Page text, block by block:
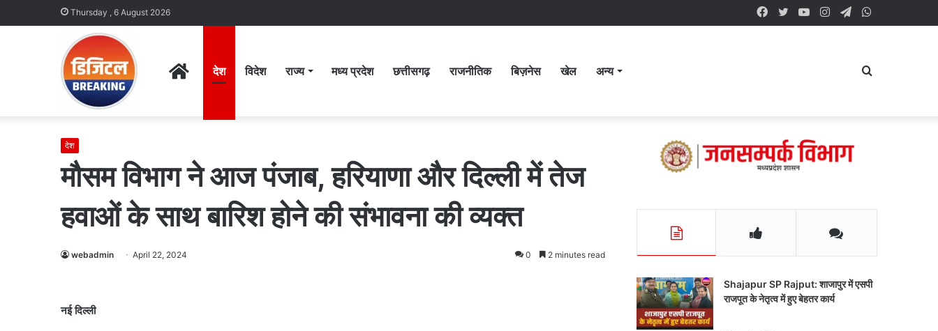
Thursday , 6 August 2026 Telegram
Instagram
YouTube
Twitter
Facebook
Homeदेश विदेश राज्य मध्य प्रदेश छत्तीसगढ़ राजनीतिक बिज़नेस खेल अन्य Search
देश
मौसम विभाग ने आज पंजाब, हरियाणा और दिल्ली में तेज
हवाओं के साथ बारिश होने की संभावना की व्यक्त
webadmin April 22, 2024 0 2 minutes read
नई दिल्ली
Shajapur SP Rajput: शाजापुर में एसपी
राजपूत के नेतृत्व में हुए बेहतर कार्य